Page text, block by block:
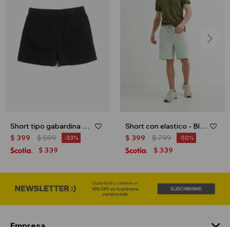
Short tipo gabardina con elastico - Negro
$ 399 $599 33
$ 339
Short con elastico - Blanco
$ 399 $799 50
$ 339